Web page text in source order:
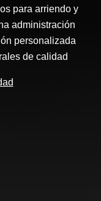
para arriendo y
administración
personalizada
de calidad